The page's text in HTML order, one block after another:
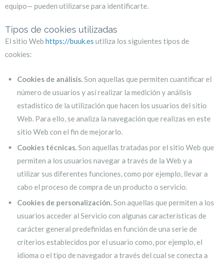
equipo— pueden utilizarse para identificarte.
Tipos de cookies utilizadas
El sitio Web https://buuk.es utiliza los siguientes tipos de
cookies:
Cookies de análisis.Son aquellas que permiten cuantificar el
número de usuarios y así realizar la medición y análisis
estadístico de la utilización que hacen los usuarios del sitio
Web. Para ello, se analiza la navegación que realizas en este
sitio Web con el fin de mejorarlo.
Cookies técnicas.Son aquellas tratadas por el sitio Web que
permiten a los usuarios navegar a través de la Web y a
utilizar sus diferentes funciones, como por ejemplo, llevar a
cabo el proceso de compra de un producto o servicio.
Cookies de personalización.Son aquellas que permiten a los
usuarios acceder al Servicio con algunas características de
carácter general predefinidas en función de una serie de
criterios establecidos por el usuario como, por ejemplo, el
idioma o el tipo de navegador a través del cual se conecta a